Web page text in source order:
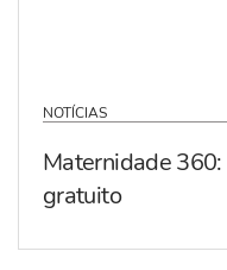
NOTÍCIAS
Maternidade
gratuito